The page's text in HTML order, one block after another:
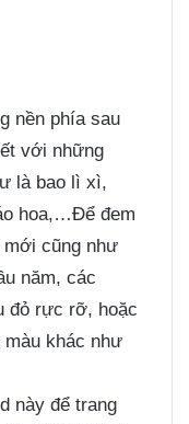
nền phía sau
với những
là bao lì xì,
hoa,…Để đem
mới cũng như
năm, các
đỏ rực rỡ, hoặc
khác như
này để trang